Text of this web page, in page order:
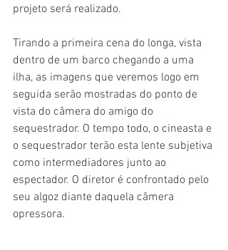
projeto será realizado.
Tirando a primeira cena do longa, vista
dentro de um barco chegando a uma
ilha, as imagens que veremos logo em
seguida serão mostradas do ponto de
vista do câmera do amigo do
sequestrador. O tempo todo, o cineasta e
o sequestrador terão esta lente subjetiva
como intermediadores junto ao
espectador. O diretor é confrontado pelo
seu algoz diante daquela câmera
opressora.